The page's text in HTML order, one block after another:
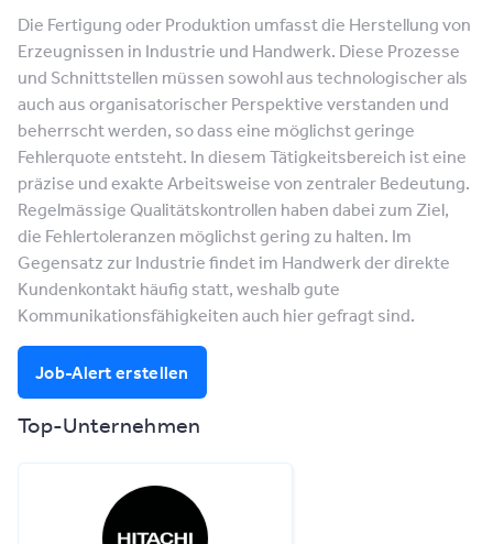
Die Fertigung oder Produktion umfasst die Herstellung von
Erzeugnissen in Industrie und Handwerk. Diese Prozesse
und Schnittstellen müssen sowohl aus technologischer als
auch aus organisatorischer Perspektive verstanden und
beherrscht werden, so dass eine möglichst geringe
Fehlerquote entsteht. In diesem Tätigkeitsbereich ist eine
präzise und exakte Arbeitsweise von zentraler Bedeutung.
Regelmässige Qualitätskontrollen haben dabei zum Ziel,
die Fehlertoleranzen möglichst gering zu halten. Im
Gegensatz zur Industrie findet im Handwerk der direkte
Kundenkontakt häufig statt, weshalb gute
Kommunikationsfähigkeiten auch hier gefragt sind.
Job-Alert erstellen
Top-Unternehmen